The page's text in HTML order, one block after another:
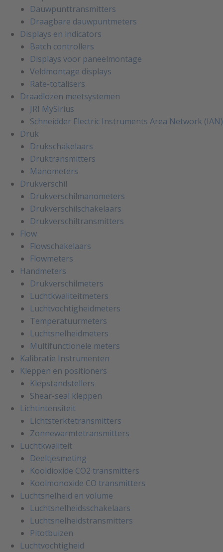
Dauwpunttransmitters
Draagbare dauwpuntmeters
Displays en indicators
Batch controllers
Displays voor paneelmontage
Veldmontage displays
Rate-totalisers
Draadlozen meetsystemen
JRI MySirius
Schneidder Electric Instruments Area Network (IAN)
Druk
Drukschakelaars
Druktransmitters
Manometers
Drukverschil
Drukverschilmanometers
Drukverschilschakelaars
Drukverschiltransmitters
Flow
Flowschakelaars
Flowmeters
Handmeters
Drukverschilmeters
Luchtkwaliteitmeters
Luchtvochtigheidmeters
Temperatuurmeters
Luchtsnelheidmeters
Multifunctionele meters
Kalibratie Instrumenten
Kleppen en positioners
Klepstandstellers
Shear-seal kleppen
Lichtintensiteit
Lichtsterktetransmitters
Zonnewarmtetransmitters
Luchtkwaliteit
Deeltjesmeting
Kooldioxide CO2 transmitters
Koolmonoxide CO transmitters
Luchtsnelheid en volume
Luchtsnelheidsschakelaars
Luchtsnelheidstransmitters
Pitotbuizen
Luchtvochtigheid